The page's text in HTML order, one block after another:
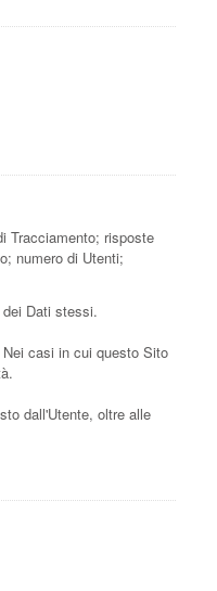
Tracciamento; risposte
numero di Utenti;
Dati stessi.
casi in cui questo Sito
dall'Utente, oltre alle